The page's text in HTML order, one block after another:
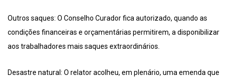
Outros saques: O Conselho Curador fica autorizado, quando as
condições financeiras e orçamentárias permitirem, a disponibilizar
aos trabalhadores mais saques extraordinários.
Desastre natural: O relator acolheu, em plenário, uma emenda que